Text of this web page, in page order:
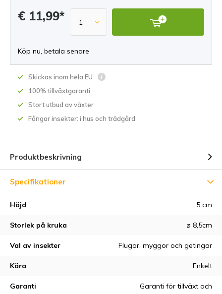
€ 11,99*
Köp nu, betala senare
Skickas inom hela EU
100% tillväxtgaranti
Stort utbud av växter
Fångar insekter: i hus och trädgård
Produktbeskrivning
Specifikationer
Höjd 5 cm
Storlek på kruka ø 8,5cm
Val av insekter Flugor, myggor och getingar
Kära Enkelt
Garanti
Garanti för tillväxt och